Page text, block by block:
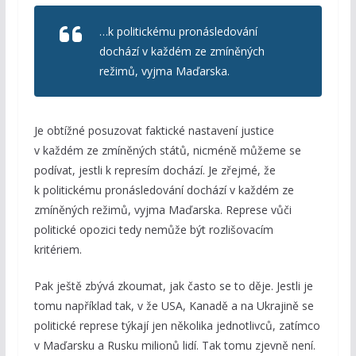
…k politickému pronásledování
dochází v každém ze zmíněných
režimů, vyjma Maďarska.
Je obtížné posuzovat faktické nastavení justice
v každém ze zmíněných států, nicméně můžeme se
podívat, jestli k represím dochází. Je zřejmé, že
k politickému pronásledování dochází v každém ze
zmíněných režimů, vyjma Maďarska. Represe vůči
politické opozici tedy nemůže být rozlišovacím
kritériem.
Pak ještě zbývá zkoumat, jak často se to děje. Jestli je
tomu například tak, v že USA, Kanadě a na Ukrajině se
politické represe týkají jen několika jednotlivců, zatímco
v Maďarsku a Rusku milionů lidí. Tak tomu zjevně není.